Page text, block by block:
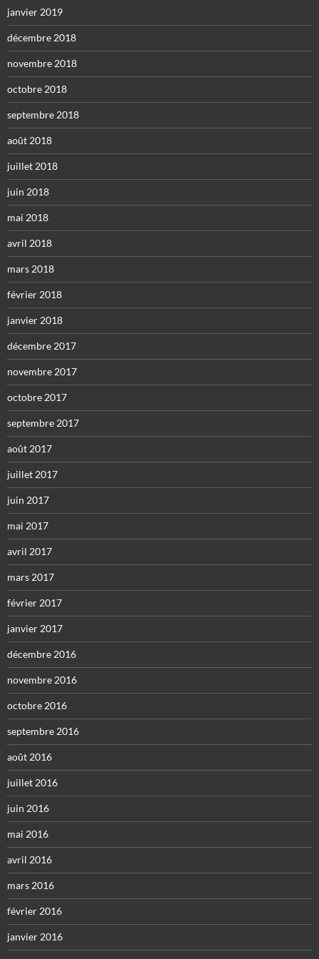
janvier 2019
décembre 2018
novembre 2018
octobre 2018
septembre 2018
août 2018
juillet 2018
juin 2018
mai 2018
avril 2018
mars 2018
février 2018
janvier 2018
décembre 2017
novembre 2017
octobre 2017
septembre 2017
août 2017
juillet 2017
juin 2017
mai 2017
avril 2017
mars 2017
février 2017
janvier 2017
décembre 2016
novembre 2016
octobre 2016
septembre 2016
août 2016
juillet 2016
juin 2016
mai 2016
avril 2016
mars 2016
février 2016
janvier 2016